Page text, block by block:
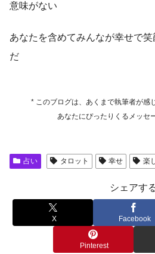
意味がない
あなたを含めてみんなが幸せで
だ
* このブログは、あくまで執筆者が感
あなたにぴったりくるメッセ
占い タロット 幸せ 楽
シェアす
X Facebook
Pinterest